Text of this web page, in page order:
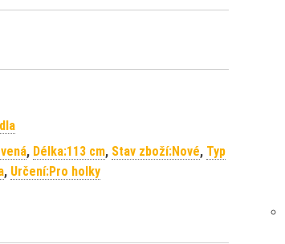
, Délka:113 cm, Stav zboží:Nové, Typ
, Určení:Pro holky